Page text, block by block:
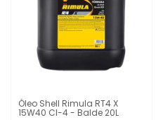
Óleo Shell Rimula RT4 X
15W40 CI-4 - Balde 20L